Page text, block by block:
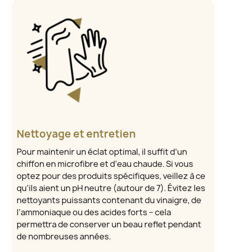
Nettoyage et entretien
Pour maintenir un éclat optimal, il suffit d’un
chiffon en microfibre et d’eau chaude. Si vous
optez pour des produits spécifiques, veillez à ce
qu’ils aient un pH neutre (autour de 7). Évitez les
nettoyants puissants contenant du vinaigre, de
l’ammoniaque ou des acides forts – cela
permettra de conserver un beau reflet pendant
de nombreuses années.